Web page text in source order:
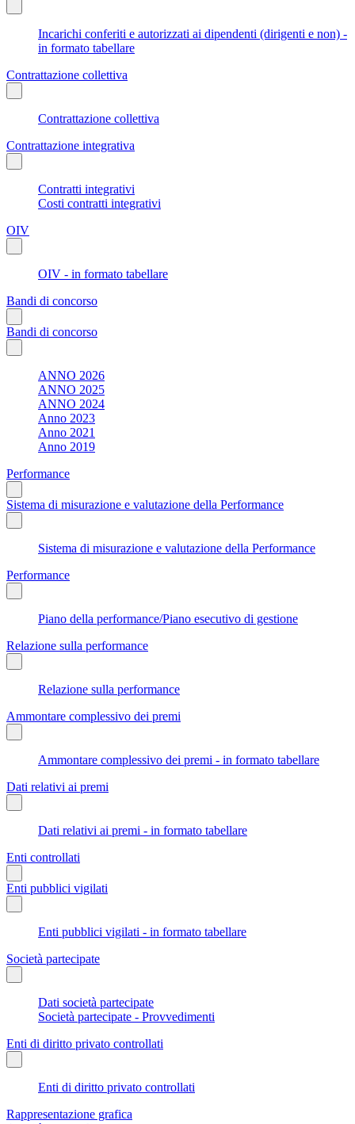
Incarichi conferiti e autorizzati ai dipendenti (dirigenti e non) -
in formato tabellare
Contrattazione collettiva
Contrattazione collettiva
Contrattazione integrativa
Contratti integrativi
Costi contratti integrativi
OIV
OIV - in formato tabellare
Bandi di concorso
Bandi di concorso
ANNO 2026
ANNO 2025
ANNO 2024
Anno 2023
Anno 2021
Anno 2019
Performance
Sistema di misurazione e valutazione della Performance
Sistema di misurazione e valutazione della Performance
Performance
Piano della performance/Piano esecutivo di gestione
Relazione sulla performance
Relazione sulla performance
Ammontare complessivo dei premi
Ammontare complessivo dei premi - in formato tabellare
Dati relativi ai premi
Dati relativi ai premi - in formato tabellare
Enti controllati
Enti pubblici vigilati
Enti pubblici vigilati - in formato tabellare
Società partecipate
Dati società partecipate
Società partecipate - Provvedimenti
Enti di diritto privato controllati
Enti di diritto privato controllati
Rappresentazione grafica